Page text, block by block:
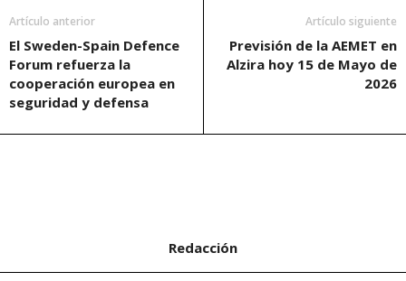
Artículo anterior
El Sweden-Spain Defence
Forum refuerza la
cooperación europea en
seguridad y defensa
Artículo siguiente
Previsión de la AEMET en
Alzira hoy 15 de Mayo de
2026
Redacción